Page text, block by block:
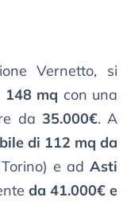
Vernetto, si
148 mq con una
da 35.000€. A
di 112 mq da
e adAsti
da 41.000€ e